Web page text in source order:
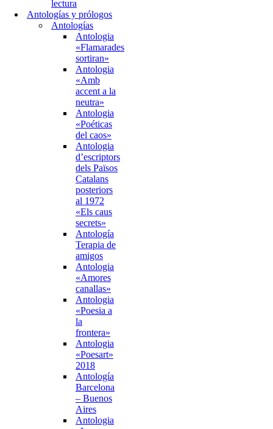
lectura
Antologías y prólogos
Antologías
Antologia
«Flamarades
sortiran»
Antologia
«Amb
accent a la
neutra»
Antologia
«Poéticas
del caos»
Antologia
d’escriptors
dels Països
Catalans
posteriors
al 1972
«Els caus
secrets»
Antología
Terapia de
amigos
Antologia
«Amores
canallas»
Antologia
«Poesia a
la
frontera»
Antologia
«Poesart»
2018
Antología
Barcelona
– Buenos
Aires
Antologia